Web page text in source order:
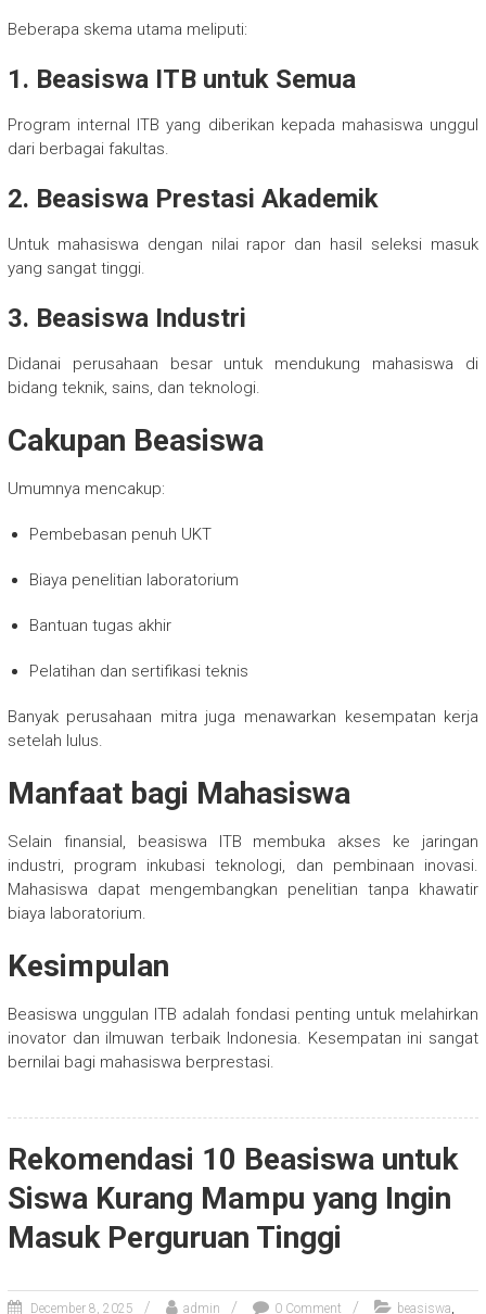
Beberapa skema utama meliputi:
1. Beasiswa ITB untuk Semua
Program internal ITB yang diberikan kepada mahasiswa unggul
dari berbagai fakultas.
2. Beasiswa Prestasi Akademik
Untuk mahasiswa dengan nilai rapor dan hasil seleksi masuk
yang sangat tinggi.
3. Beasiswa Industri
Didanai perusahaan besar untuk mendukung mahasiswa di
bidang teknik, sains, dan teknologi.
Cakupan Beasiswa
Umumnya mencakup:
Pembebasan penuh UKT
Biaya penelitian laboratorium
Bantuan tugas akhir
Pelatihan dan sertifikasi teknis
Banyak perusahaan mitra juga menawarkan kesempatan kerja
setelah lulus.
Manfaat bagi Mahasiswa
Selain finansial, beasiswa ITB membuka akses ke jaringan
industri, program inkubasi teknologi, dan pembinaan inovasi.
Mahasiswa dapat mengembangkan penelitian tanpa khawatir
biaya laboratorium.
Kesimpulan
Beasiswa unggulan ITB adalah fondasi penting untuk melahirkan
inovator dan ilmuwan terbaik Indonesia. Kesempatan ini sangat
bernilai bagi mahasiswa berprestasi.
Rekomendasi 10 Beasiswa untuk
Siswa Kurang Mampu yang Ingin
Masuk Perguruan Tinggi
December 8, 2025 admin 0 Comment beasiswa,